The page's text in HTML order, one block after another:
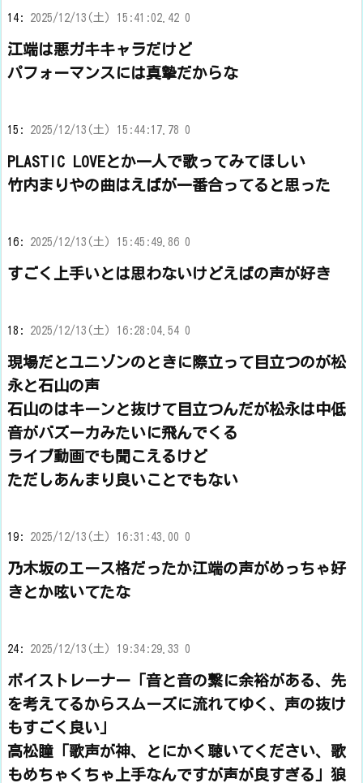
14: 2025/12/13(土) 15:41:02.42 0
江端は悪ガキキャラだけど
パフォーマンスには真摯だからな
15: 2025/12/13(土) 15:44:17.78 0
PLASTIC LOVEとか一人で歌ってみてほしい
竹内まりやの曲はえばが一番合ってると思った
16: 2025/12/13(土) 15:45:49.86 0
すごく上手いとは思わないけどえばの声が好き
18: 2025/12/13(土) 16:28:04.54 0
現場だとユニゾンのときに際立って目立つのが松
永と石山の声
石山のはキーンと抜けて目立つんだが松永は中低
音がバズーカみたいに飛んでくる
ライブ動画でも聞こえるけど
ただしあんまり良いことでもない
19: 2025/12/13(土) 16:31:43.00 0
乃木坂のエース格だったか江端の声がめっちゃ好
きとか呟いてたな
24: 2025/12/13(土) 19:34:29.33 0
ボイストレーナー「音と音の繋に余裕がある、先
を考えてるからスムーズに流れてゆく、声の抜け
もすごく良い」
高松瞳「歌声が神、とにかく聴いてください、歌
もめちゃくちゃ上手なんですが声が良すぎる」狼